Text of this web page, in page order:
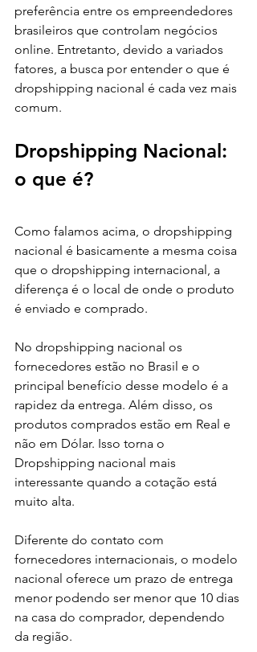
preferência entre os empreendedores
brasileiros que controlam negócios
online. Entretanto, devido a variados
fatores, a busca por entender o que é
dropshipping nacional é cada vez mais
comum.
Dropshipping Nacional:
o que é?
Como falamos acima, o dropshipping
nacional é basicamente a mesma coisa
que o dropshipping internacional, a
diferença é o local de onde o produto
é enviado e comprado.
No dropshipping nacional os
fornecedores estão no Brasil e o
principal benefício desse modelo é a
rapidez da entrega. Além disso, os
produtos comprados estão em Real e
não em Dólar. Isso torna o
Dropshipping nacional mais
interessante quando a cotação está
muito alta.
Diferente do contato com
fornecedores internacionais, o modelo
nacional oferece um prazo de entrega
menor podendo ser menor que 10 dias
na casa do comprador, dependendo
da região.